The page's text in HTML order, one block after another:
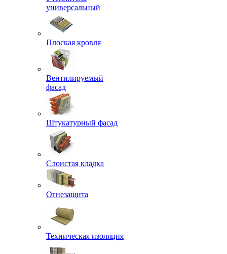
универсальный
Плоская кровля
Вентилируемый
фасад
Штукатурный фасад
Слоистая кладка
Огнезащита
Техническая изоляция